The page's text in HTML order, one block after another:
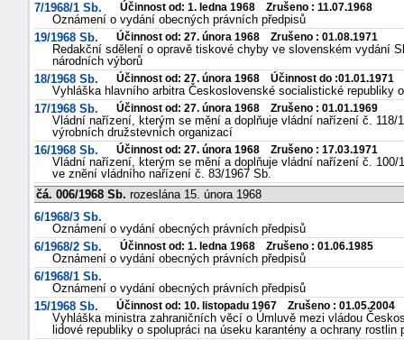
7/1968/1 Sb.
Účinnost od: 1. ledna 1968 Zrušeno : 11.07.1968
Oznámení o vydání obecných právních předpisů
19/1968 Sb.
Účinnost od: 27. února 1968 Zrušeno : 01.08.1971
Redakční sdělení o opravě tiskové chyby ve slovenském vydání
národních výborů
18/1968 Sb.
Účinnost od: 27. února 1968 Účinnost do :01.01.1971
Vyhláška hlavního arbitra Československé socialistické
17/1968 Sb.
Účinnost od: 27. února 1968 Zrušeno : 01.01.1969
Vládní nařízení, kterým se mění a doplňuje vládní nařízení č.
výrobních družstevních organizací
16/1968 Sb.
Účinnost od: 27. února 1968 Zrušeno : 17.03.1971
Vládní nařízení, kterým se mění a doplňuje vládní nařízení č.
ve znění vládního nařízení č. 83/1967 Sb.
čá. 006/1968 Sb. rozeslána 15. února 1968
6/1968/3 Sb.
Oznámení o vydání obecných právních předpisů
6/1968/2 Sb.
Účinnost od: 1. ledna 1968 Zrušeno : 01.06.1985
Oznámení o vydání obecných právních předpisů
6/1968/1 Sb.
Oznámení o vydání obecných právních předpisů
15/1968 Sb.
Účinnost od: 10. listopadu 1967 Zrušeno : 01.05.2004
Vyhláška ministra zahraničních věcí o Úmluvě mezi vládou
lidové republiky o spolupráci na úseku karantény a ochrany rostlin